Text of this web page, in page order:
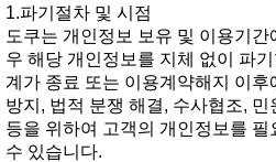
1.파기절차및시점
도쿠는개인정보보유및이용기
우해당개인정보를지체없이파
계가종료또는이용계약해지이후
방지,법적분쟁해결,수사협조,민
등을위하여고객의개인정보를
수있습니다.